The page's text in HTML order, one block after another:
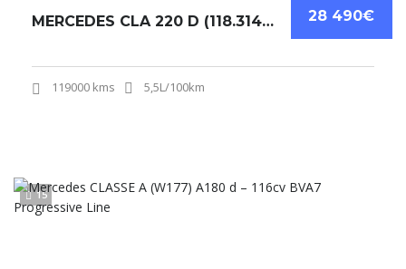
28 490€
MERCEDES CLA 220 D (118.314) DCT
119000 kms 5,5L/100km
15